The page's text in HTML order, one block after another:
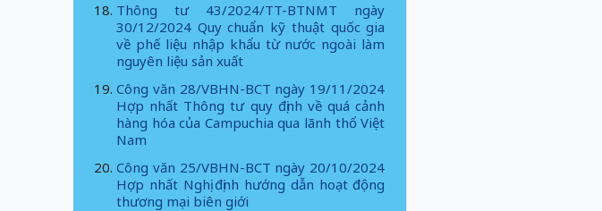
Thông tư 43/2024/TT-BTNMT ngày
30/12/2024 Quy chuẩn kỹ thuật quốc gia
về phế liệu nhập khẩu từ nước ngoài làm
nguyên liệu sản xuất
Công văn 28/VBHN-BCT ngày 19/11/2024
Hợp nhất Thông tư quy định về quá cảnh
hàng hóa của Campuchia qua lãnh thổ Việt
Nam
Công văn 25/VBHN-BCT ngày 20/10/2024
Hợp nhất Nghị định hướng dẫn hoạt động
thương mại biên giới